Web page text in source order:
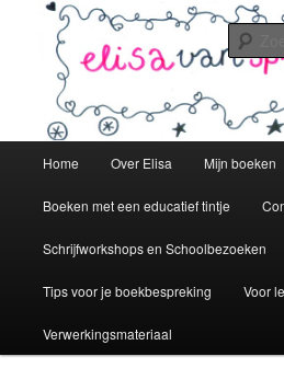
secundaireelisavanspronsen.nl
schrijver – writer – écrivain
Home Over Elisa Mijn boeken
Boeken met een educatief tintje
Schrijfworkshops en Schoolbezoeken
Tips voor je boekbespreking Voor
Verwerkingsmateriaal